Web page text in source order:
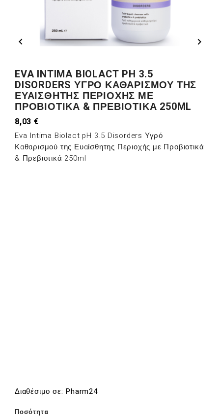
 
EVA INTIMA BIOLACT PH 3.5
DISORDERS ΥΓΡΌ ΚΑΘΑΡΙΣΜΟΎ ΤΗΣ
ΕΥΑΊΣΘΗΤΗΣ ΠΕΡΙΟΧΉΣ ΜΕ
ΠΡΟΒΙΟΤΙΚΆ & ΠΡΕΒΙΟΤΙΚΆ 250ML
8,03 €
Eva Intima Biolact pH 3.5 Disorders Υγρό
Καθαρισμού της Ευαίσθητης Περιοχής με Προβιοτικά
& Πρεβιοτικά 250ml
Διαθέσιμο σε: Pharm24
Ποσότητα